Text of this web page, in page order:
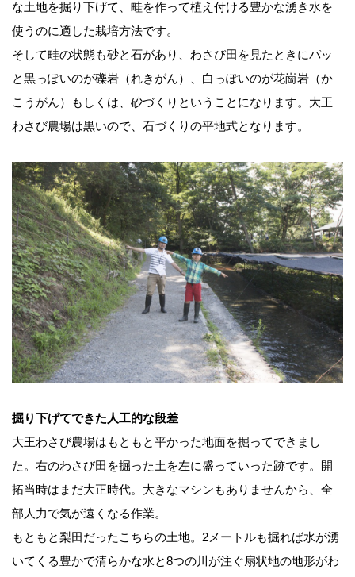
な土地を掘り下げて、畦を作って植え付ける豊かな湧き水を
使うのに適した栽培方法です。
そして畦の状態も砂と石があり、わさび田を見たときにパッ
と黒っぽいのが礫岩（れきがん）、白っぽいのが花崗岩（か
こうがん）もしくは、砂づくりということになります。大王
わさび農場は黒いので、石づくりの平地式となります。
掘り下げてできた人工的な段差
大王わさび農場はもともと平かった地面を掘ってできまし
た。右のわさび田を掘った土を左に盛っていった跡です。開
拓当時はまだ大正時代。大きなマシンもありませんから、全
部人力で気が遠くなる作業。
もともと梨田だったこちらの土地。2メートルも掘れば水が湧
いてくる豊かで清らかな水と8つの川が注ぐ扇状地の地形がわ